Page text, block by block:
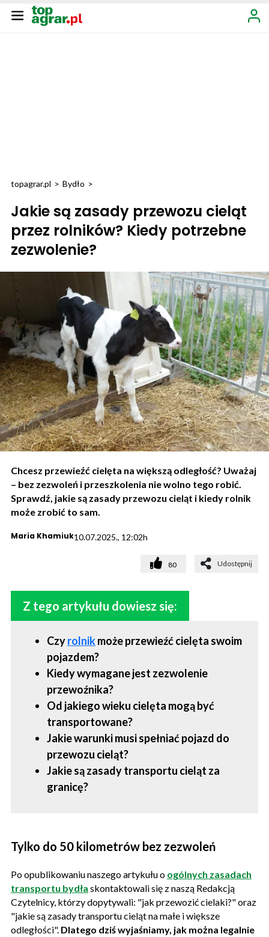
topagrar.pl > Bydło >
Jakie są zasady przewozu cieląt
przez rolników? Kiedy potrzebne
zezwolenie?
Chcesz przewieźć cielęta na większą odległość? Uważaj
– bez zezwoleń i przeszkolenia nie wolno tego robić.
Sprawdź, jakie są zasady przewozu cieląt i kiedy rolnik
może zrobić to sam.
Maria Khamiuk10.07.2025., 12:02h
80 Udostępnij
Z tego artykułu dowiesz się:
Czyrolnikmoże przewieźć cielęta swoim
pojazdem?
Kiedy wymagane jest zezwolenie
przewoźnika?
Od jakiego wieku cielęta mogą być
transportowane?
Jakie warunki musi spełniać pojazd do
przewozu cieląt?
Jakie są zasady transportu cieląt za
granicę?
Tylko do 50 kilometrów bez zezwoleń
Po opublikowaniu naszego artykułu o ogólnych zasadach
transportu bydła skontaktowali się z naszą Redakcją
Czytelnicy, którzy dopytywali: "jak przewozić cielaki?" oraz
"jakie są zasady transportu cieląt na małe i większe
odległości". Dlatego dziś wyjaśniamy, jak można legalnie